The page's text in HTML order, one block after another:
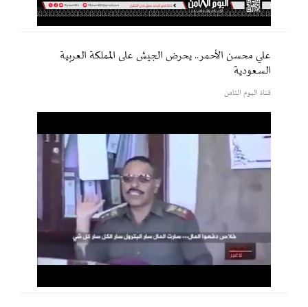
علي محسن الأحمر.. يحرض الجيش على المملكة العربية
السعودية
قناة اليوم الثامن